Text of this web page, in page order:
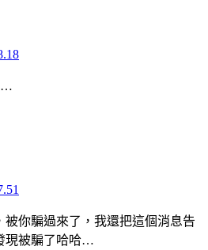
被你騙過來了，我還把這個消息告
現被騙了哈哈…